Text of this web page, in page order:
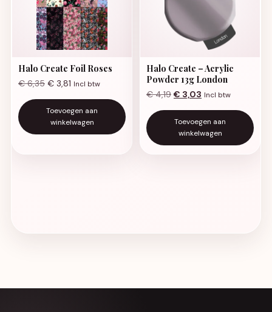
Halo Create Foil Roses
€6,35 € 3,81 Incl btw
Toevoegen aan
winkelwagen
Halo Create – Acrylic
Powder 13g London
€4,19 Oorspronkelijke prijs
€ 3,03 Huidige prijs is: €
Incl btw
Toevoegen aan
winkelwagen